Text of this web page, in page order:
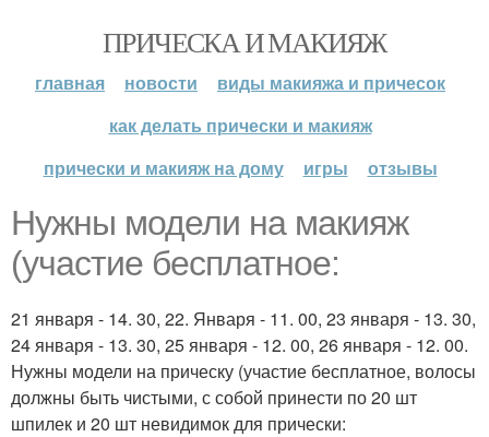
ПРИЧЕСКА И МАКИЯЖ
главная новости
виды макияжа и причесок
как делать прически и макияж
прически и макияж на дому
игры отзывы
Нужны модели на макияж
(участие бесплатное:
21 января - 14. 30, 22. Января - 11. 00, 23 января - 13. 30,
24 января - 13. 30, 25 января - 12. 00, 26 января - 12. 00.
Нужны модели на прическу (участие бесплатное, волосы
должны быть чистыми, с собой принести по 20 шт
шпилек и 20 шт невидимок для прически: